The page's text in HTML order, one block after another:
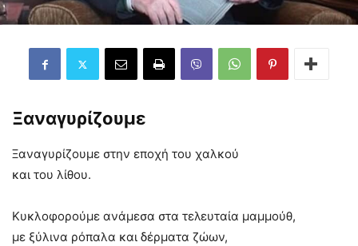
Ξαναγυρίζουμε
Ξαναγυρίζουμε στην εποχή του χαλκού
και του λίθου.
Κυκλοφορούμε ανάμεσα στα τελευταία μαμμούθ,
με ξύλινα ρόπαλα και δέρματα ζώων,